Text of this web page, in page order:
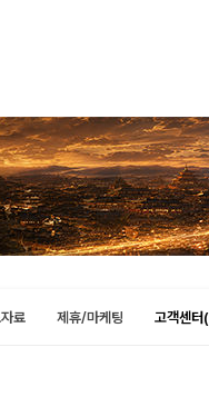
료 제휴/마케팅 고객센